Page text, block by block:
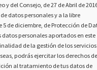
del Consejo, de 27 de Abril de
datos personales y a la libre
de diciembre, de Protección de
datos personales aportados en este
de la gestión de los servicios
podrás ejercitar los derechos de
al tratamiento de tus datos de